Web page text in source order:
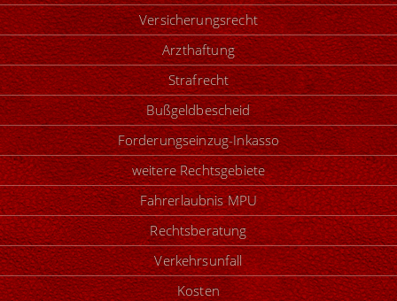
Versicherungsrecht
Arzthaftung
Strafrecht
Bußgeldbescheid
Forderungseinzug-Inkasso
weitere Rechtsgebiete
Fahrerlaubnis MPU
Rechtsberatung
Verkehrsunfall
Kosten